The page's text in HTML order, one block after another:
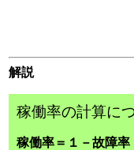
解説
稼働率の計算に
稼働率＝１－故障率